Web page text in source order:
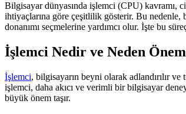
Bilgisayar dünyasında işlemci (CPU) kavramı,
ihtiyaçlarına göre çeşitlilik gösterir. Bu nedenle,
donanımı seçmelerine yardımcı olur. İşte bu
İşlemci Nedir ve Neden
İşlemci, bilgisayarın beyni olarak adlandırılır
işlemci, daha akıcı ve verimli bir bilgisayar
büyük önem taşır.